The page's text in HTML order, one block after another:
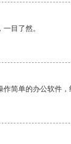
目了然。
简单的办公软件